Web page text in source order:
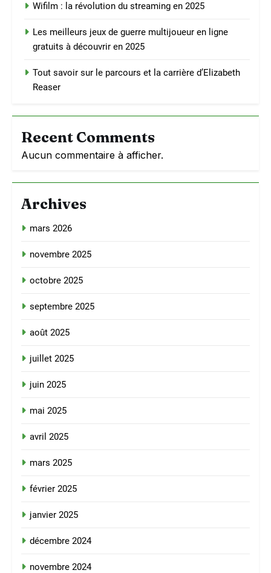
Wifilm : la révolution du streaming en 2025
Les meilleurs jeux de guerre multijoueur en ligne
gratuits à découvrir en 2025
Tout savoir sur le parcours et la carrière d’Elizabeth
Reaser
Recent Comments
Aucun commentaire à afficher.
Archives
mars 2026
novembre 2025
octobre 2025
septembre 2025
août 2025
juillet 2025
juin 2025
mai 2025
avril 2025
mars 2025
février 2025
janvier 2025
décembre 2024
novembre 2024